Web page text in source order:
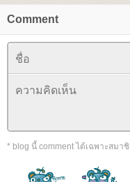
Comment
* blog นี้ comment ได้เฉพาะสมา